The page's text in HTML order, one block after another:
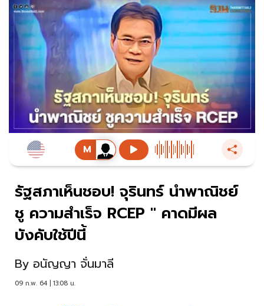
รัฐสภาเห็นชอบ! จุรินทร์ นำพาณิชย์
ชู ความสำเร็จ RCEP " คาดมีผล
บังคับใช้ปีนี้
By อนัญญา จั่นมาลี
09 ก.พ. 64 | 13:08 น.